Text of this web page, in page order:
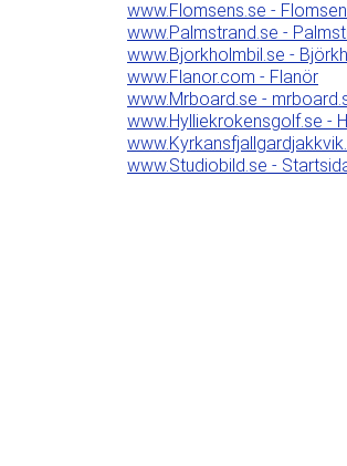
www.Flomsens.se -
www.Palmstrand.se -
www.Bjorkholmbil.se -
www.Flanor.com - Flanör
www.Mrboard.se -
www.Hylliekrokensgolf.se -
www.Studiobild.se -